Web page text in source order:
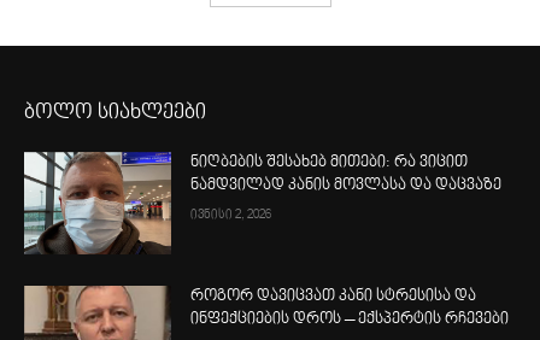
ბოლო სიახლეები
ნიღბების შესახებ მითები: რა ვიცით
ნამდვილად კანის მოვლასა და დაცვაზე
ივნისი 2, 2026
როგორ დავიცვათ კანი სტრესისა და
ინფექციების დროს – ექსპერტის რჩევები